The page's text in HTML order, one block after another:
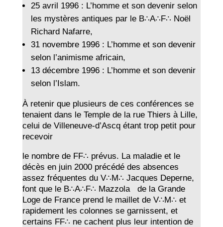
25 avril 1996 : L’homme et son devenir selon
les mystères antiques par le B∴A∴F∴ Noël
Richard Nafarre,
31 novembre 1996 : L’homme et son devenir
selon l’animisme africain,
13 décembre 1996 : L’homme et son devenir
selon l’Islam.
À retenir que plusieurs de ces conférences se
tenaient dans le Temple de la rue Thiers à Lille,
celui de Villeneuve-d’Ascq étant trop petit pour
recevoir
le nombre de FF∴ prévus. La maladie et le
décès en juin 2000 précédé des absences
assez fréquentes du V∴M∴ Jacques Deperne,
font que le B∴A∴F∴ Mazzola de la Grande
Loge de France prend le maillet de V∴M∴ et
rapidement les colonnes se garnissent, et
certains FF∴ ne cachent plus leur intention de